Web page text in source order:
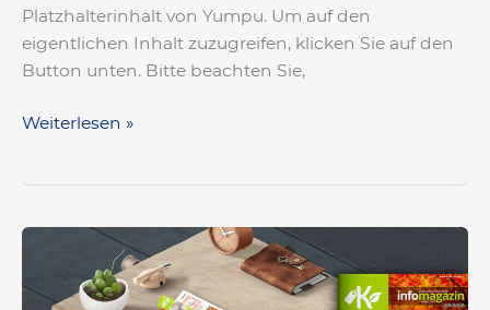
Platzhalterinhalt von Yumpu. Um auf den
eigentlichen Inhalt zuzugreifen, klicken Sie auf den
Button unten. Bitte beachten Sie,
Weiterlesen »
«infomagazin»
Ausgabe
Herbst